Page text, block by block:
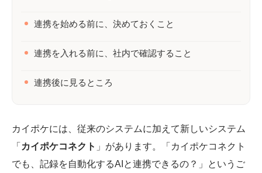
連携を始める前に、決めておくこと
連携を入れる前に、社内で確認すること
連携後に見るところ
カイポケには、従来のシステムに加えて新しいシステム
「 カイポケコネクト 」があります。「カイポケコネクト
でも、記録を自動化するAIと連携できるの？」というご